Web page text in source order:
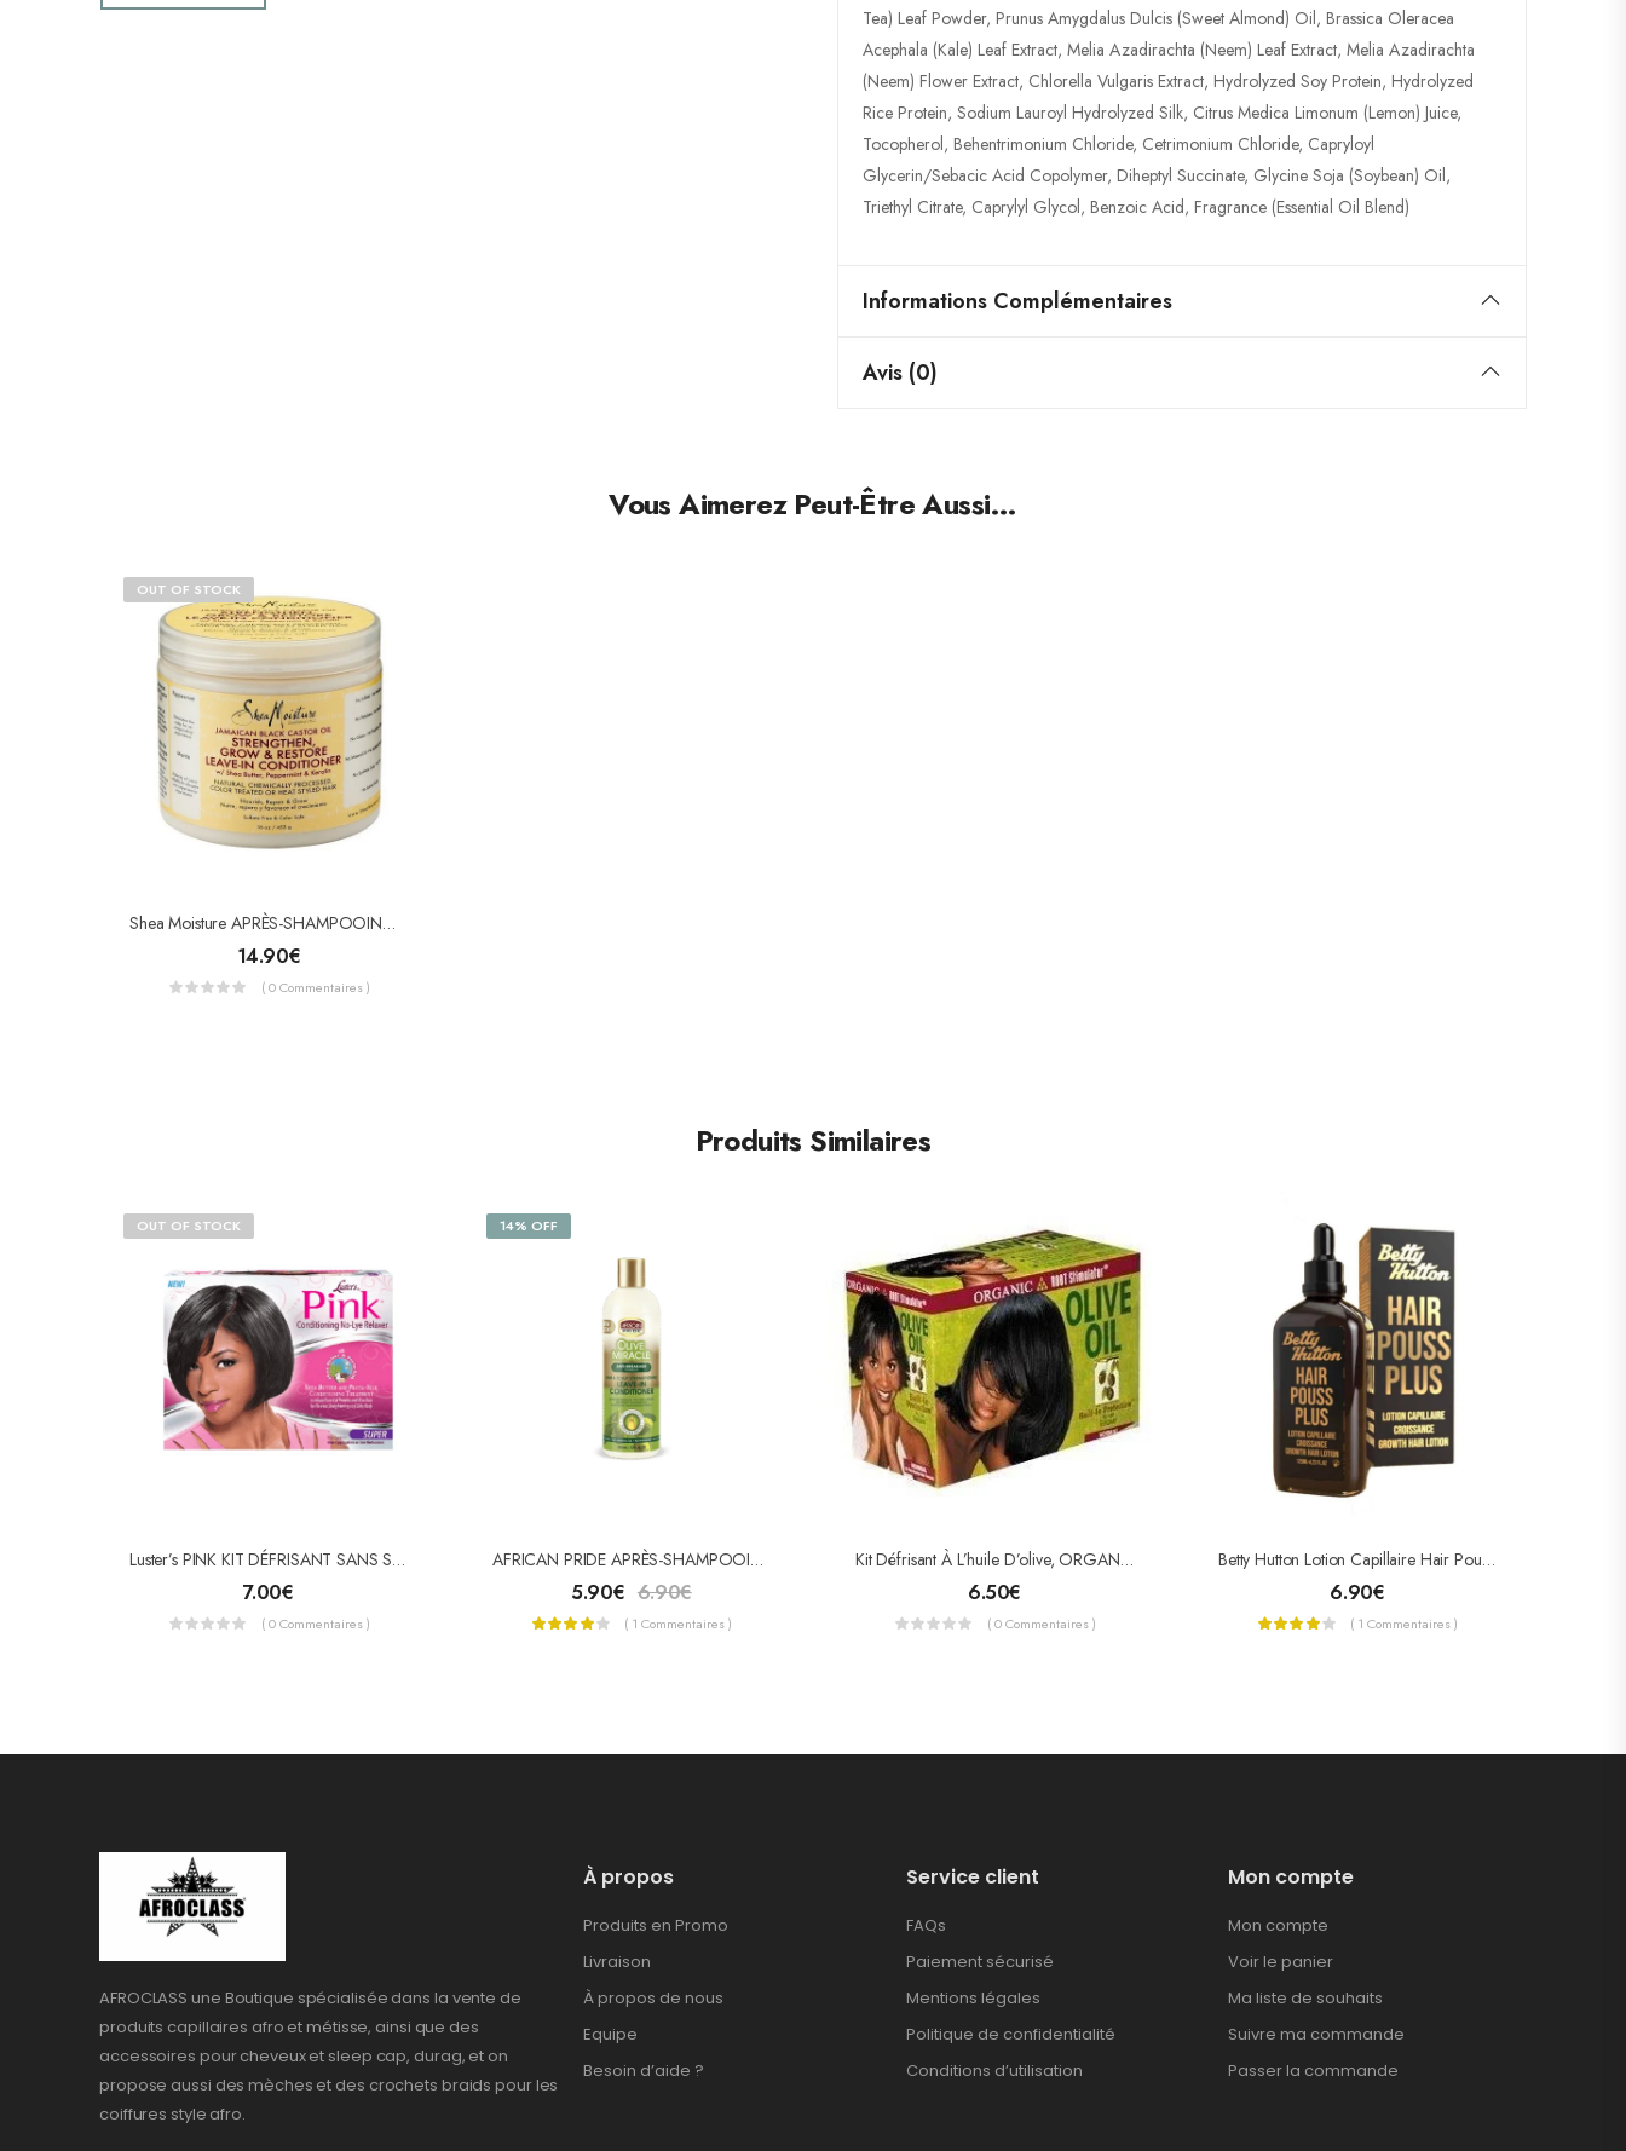
Tea) Leaf Powder, Prunus Amygdalus Dulcis (Sweet Almond) Oil, Brassica Oleracea
Acephala (Kale) Leaf Extract, Melia Azadirachta (Neem) Leaf Extract, Melia Azadirachta
(Neem) Flower Extract, Chlorella Vulgaris Extract, Hydrolyzed Soy Protein, Hydrolyzed
Rice Protein, Sodium Lauroyl Hydrolyzed Silk, Citrus Medica Limonum (Lemon) Juice,
Tocopherol, Behentrimonium Chloride, Cetrimonium Chloride, Capryloyl
Glycerin/Sebacic Acid Copolymer, Diheptyl Succinate, Glycine Soja (Soybean) Oil,
Triethyl Citrate, Caprylyl Glycol, Benzoic Acid, Fragrance (Essential Oil Blend)
Informations Complémentaires
Avis (0)
Vous Aimerez Peut-Être Aussi…
OUT OF STOCK
Shea Moisture APRÈS-SHAMPOOING RICIN BLACK CASTOR OIL (LEAVE-IN CONDITIONER)
14.90€
( 0 Commentaires )
Produits Similaires
OUT OF STOCK
Luster’s PINK KIT DÉFRISANT SANS SOUDE SUPER
7.00€
( 0 Commentaires )
14% OFF
AFRICAN PRIDE APRÈS-SHAMPOOING OLIVE MIRACLE 355ml
5.90€ 6.90€
( 1 Commentaires )
Kit Défrisant À L’huile D’olive, ORGANIC ROOT STIMULATOR
6.50€
( 0 Commentaires )
Betty Hutton Lotion Capillaire Hair Pouss Plus 100ml
6.90€
( 1 Commentaires )
AFROCLASS une Boutique spécialisée dans la vente de
produits capillaires afro et métisse, ainsi que des
accessoires pour cheveux et sleep cap, durag, et on
propose aussi des mèches et des crochets braids pour les
coiffures style afro.
À propos
Produits en Promo
Livraison
À propos de nous
Equipe
Besoin d’aide ?
Service client
FAQs
Paiement sécurisé
Mentions légales
Politique de confidentialité
Conditions d’utilisation
Mon compte
Mon compte
Voir le panier
Ma liste de souhaits
Suivre ma commande
Passer la commande